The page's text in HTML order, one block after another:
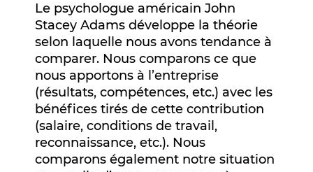
Le psychologue américain John
Stacey Adams développe la théorie
selon laquelle nous avons tendance à
comparer. Nous comparons ce que
nous apportons à l’entreprise
(résultats, compétences, etc.) avec les
bénéfices tirés de cette contribution
(salaire, conditions de travail,
reconnaissance, etc.). Nous
comparons également notre situation